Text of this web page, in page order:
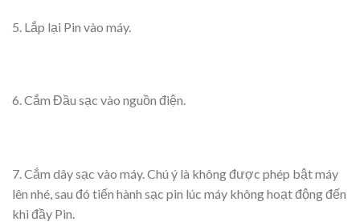
5. Lắp lại Pin vào máy.
6. Cắm Đầu sạc vào nguồn điện.
7. Cắm dây sạc vào máy. Chú ý là không được phép bật máy
lên nhé, sau đó tiến hành sạc pin lúc máy không hoạt động đến
khi đầy Pin.